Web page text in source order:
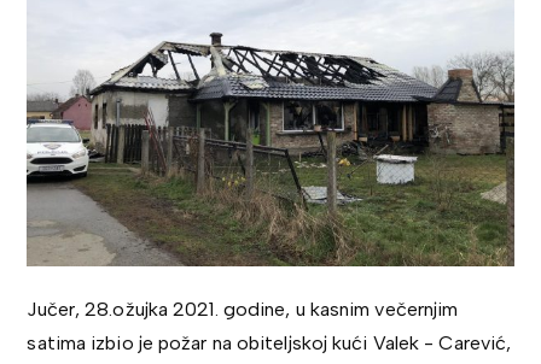
Jučer, 28.ožujka 2021. godine, u kasnim večernjim
satima izbio je požar na obiteljskoj kući Valek - Carević,